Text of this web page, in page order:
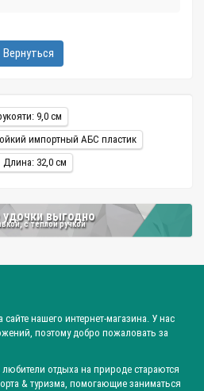
Вернуться
9,0 см
импортный АБС пластик
Длина: 32,0 см
выгодно
с теплой ручкой
нашего интернет-магазина. У нас
поэтому добро пожаловать за
отдыха на природе стараются
& туризма, помогающие заниматься